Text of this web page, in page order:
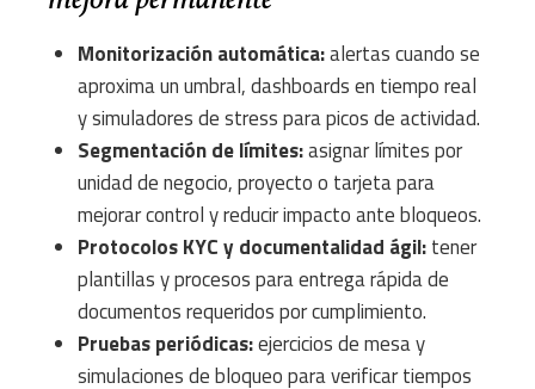
Monitorización automática:alertas cuando se
aproxima un umbral, dashboards en tiempo real
y simuladores de stress para picos de actividad.
Segmentación de límites:asignar límites por
unidad de negocio, proyecto o tarjeta para
mejorar control y reducir impacto ante bloqueos.
Protocolos KYC y documentalidad ágil:tener
plantillas y procesos para entrega rápida de
documentos requeridos por cumplimiento.
Pruebas periódicas:ejercicios de mesa y
simulaciones de bloqueo para verificar tiempos